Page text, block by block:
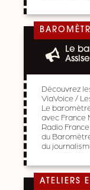
Le
Découvrez
ViaVoice /
Le
avec France
Radio
du
du
ATELIERS